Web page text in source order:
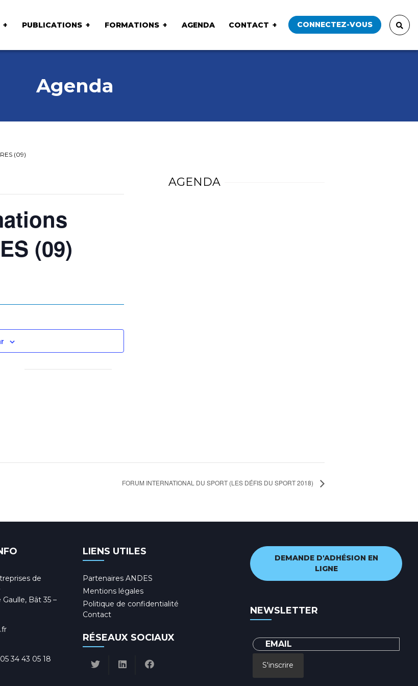
PUBLICATIONS FORMATIONS AGENDA CONTACT CONNECTEZ-VOUS
Agenda
(09)
(09)
AGENDA
FORUM INTERNATIONAL DU SPORT (LES DÉFIS DU SPORT 2018)
de
Bât 35 –
05 34 43 05 18
LIENS UTILES
Partenaires ANDES
Mentions légales
Politique de confidentialité
Contact
RÉSEAUX SOCIAUX
DEMANDE D'ADHÉSION EN
LIGNE
NEWSLETTER
S'inscrire